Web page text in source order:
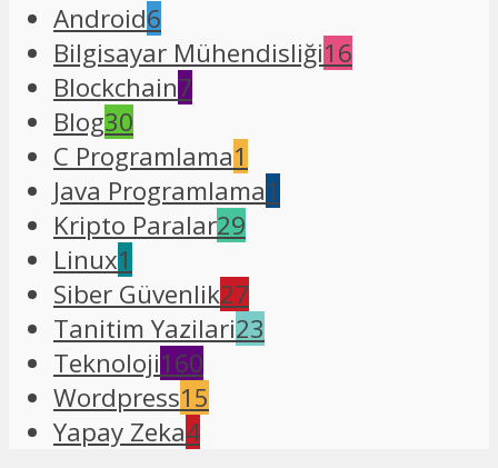
Android6
Bilgisayar Mühendisliği16
Blockchain7
Blog30
C Programlama1
Java Programlama1
Kripto Paralar29
Linux1
Siber Güvenlik27
Tanitim Yazilari23
Teknoloji160
Wordpress15
Yapay Zeka4